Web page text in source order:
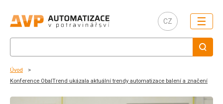
CZ ☰
Úvod
Konference ObalTrend ukázala aktuální trendy automatizace balení a značení